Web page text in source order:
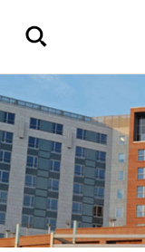
Zeige
alle
Ergebnisse